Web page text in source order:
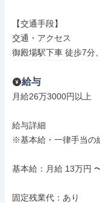
【交通手段】
交通・アクセス
御殿場駅下車 徒歩7分
給与
月給26万3000円以上
給与詳細
※基本給・一律手当の
基本給：月給 13万円
固定残業代：あり